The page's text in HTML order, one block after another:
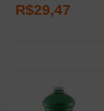
R$29,47